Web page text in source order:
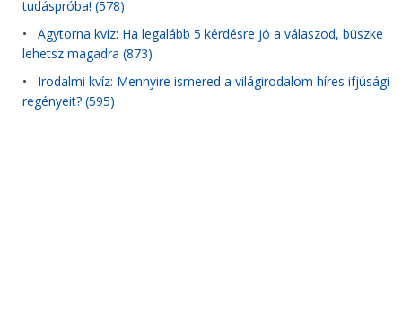
tudáspróba! (578)
• Agytorna kvíz: Ha legalább 5 kérdésre jó a válaszod, büszke
lehetsz magadra (873)
• Irodalmi kvíz: Mennyire ismered a világirodalom híres ifjúsági
regényeit? (595)